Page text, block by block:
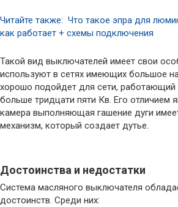
Читайте также: Что такое эпра для
как работает + схемы подключения
Такой вид выключателей имеет свои
используют в сетях имеющих большое
хорошо подойдет для сети, работающий
больше тридцати пяти Кв. Его отличием
камера выполняющая гашение дуги
механизм, который создает дутье.
Достоинства и недостатки
Система масляного выключателя
достоинств. Среди них: